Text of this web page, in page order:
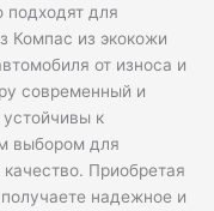
подходят для
Компас из экокожи
от износа и
современный и
к
выбором для
Приобретая
надежное и